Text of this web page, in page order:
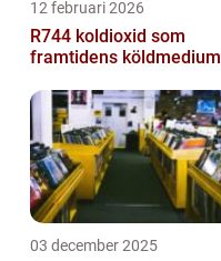
12 februari 2026
R744 koldioxid som
framtidens köldmedium
03 december 2025